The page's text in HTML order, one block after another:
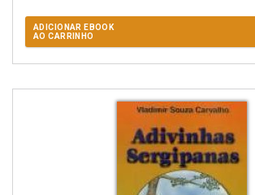
ADICIONAR EBOOK
AO CARRINHO